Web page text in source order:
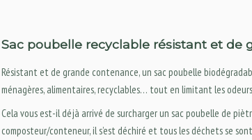
Sac poubelle recyclable résistant et de
Résistant et de grande contenance, un sac poubelle
ménagères, alimentaires, recyclables… tout en limitant les
Cela vous est-il déjà arrivé de surcharger un sac poubelle de
composteur/conteneur, il s’est déchiré et tous les déchets se